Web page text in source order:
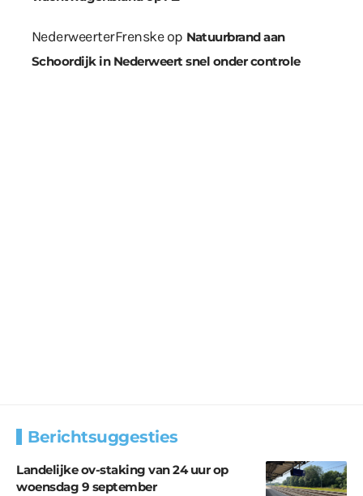
NederweerterFrenskeop Natuurbrand aan
Schoordijk in Nederweert snel onder controle
Berichtsuggesties
Landelijke ov-staking van 24 uur op
woensdag 9 september